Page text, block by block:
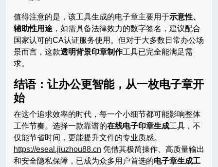
值得注意的是，该工具生成的电子章主要用于示意性、
辅助性用途 ，如需具备法律效力的数字签名，建议配合
国家认可的CA认证服务使用。但对于大多数日常办公场
景而言，这款透明背景印章制作工具已完全能满足需
求。
结语：让办公更智能，从一枚电子章开
始
在这个追求效率的时代，每一个小细节都可能影响整体
工作节奏。选择一款靠谱的在线电子印章生成工具，不
仅能节省时间，更能提升文件的专业质感。
https://eseal.jiuzhou88.cn 凭借其极简操作、高质量输出
和安全隐私保障，已成为众多用户首选的电子章生成工